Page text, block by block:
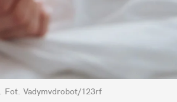
Fot. Vadymvdrobot/123rf